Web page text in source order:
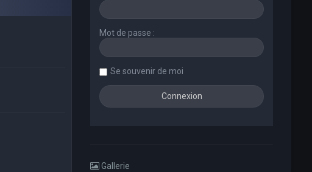
Mot de passe :
Se souvenir de moi
Gallerie